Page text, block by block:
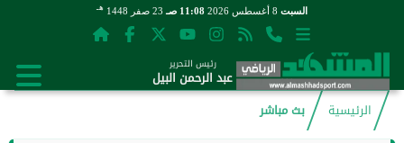
السبت 11:08 صـ 23 صفر 1448 هـ
رئيس التحرير
عبد الرحمن البيل
الرئيسية
بث مباشر